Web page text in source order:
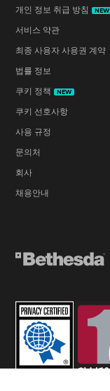
개인 정보 취급 방침 NEW
서비스 약관
최종 사용자 사용권 계약
법률 정보
쿠키 정책
NEW
쿠키 선호사항
사용 규정
문의처
회사
채용안내